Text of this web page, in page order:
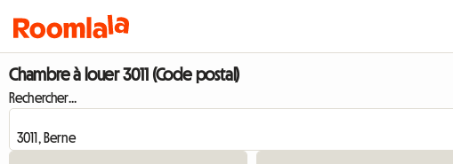
Chambre à louer 3011 (Code postal)
Rechercher...